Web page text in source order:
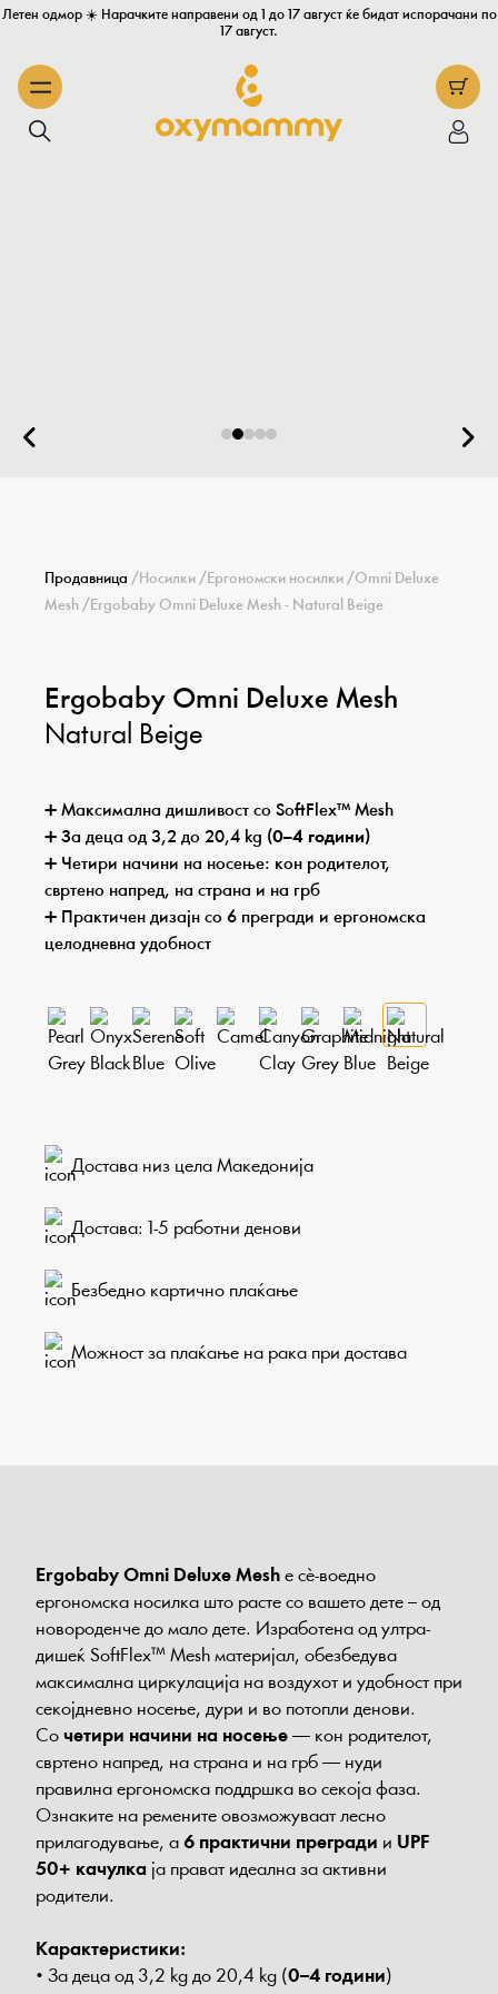
Летен одмор ☀️ Нарачките направени од 1 до 17 август ќе бидат испорачани по
17 август.
Продавница /Носилки /Ергономски носилки /Omni Deluxe
Mesh /Ergobaby Omni Deluxe Mesh - Natural Beige
Ergobaby Omni Deluxe Mesh
Natural Beige
➕ Максимална дишливост со SoftFlex™ Mesh
➕ За деца од 3,2 до 20,4 kg (0–4 години)
➕ Четири начини на носење: кон родителот,
свртено напред, на страна и на грб
➕ Практичен дизајн со 6 прегради и ергономска
целодневна удобност
Достава низ цела Македонија
Достава: 1-5 работни денови
Безбедно картично плаќање
Можност за плаќање на рака при достава
Ergobaby Omni Deluxe Mesh е сè-воедно
ергономска носилка што расте со вашето дете – од
новороденче до мало дете. Изработена од ултра-
дишеќ SoftFlex™ Mesh материјал, обезбедува
максимална циркулација на воздухот и удобност при
секојдневно носење, дури и во потопли денови.
Со четири начини на носење — кон родителот,
свртено напред, на страна и на грб — нуди
правилна ергономска поддршка во секоја фаза.
Ознаките на ремените овозможуваат лесно
прилагодување, а 6 практични прегради и UPF
50+ качулка ја прават идеална за активни
родители.
Карактеристики:
• За деца од 3,2 kg до 20,4 kg (0–4 години)